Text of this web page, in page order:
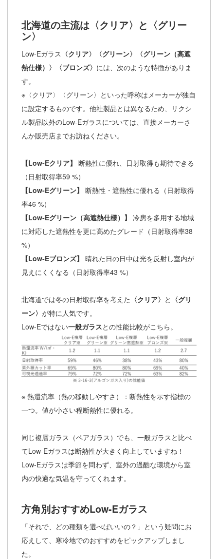
北海道の主流は〈クリア〉と〈グリー
ン〉
Low-Eガラス 〈クリア〉〈グリーン〉〈グリーン（高遮
熱仕様）〉〈ブロンズ〉 には、次のような特徴がありま
す。
※〈クリア〉〈グリーン〉といった呼称はメーカーが独自
に設定するものです。他社製品とは異なるため、リクシ
ル製品以外のLow-Eガラスについては、直接メーカーさ
んか販売店までお訪ねください。
【Low-Eクリア】 断熱性に優れ、日射取得も期待できる
（日射取得率59 %）
【Low-Eグリーン】 断熱性・遮熱性に優れる（日射取得
率46 %）
【Low-Eグリーン（高遮熱仕様）】 冷房を多用する地域
に対応した遮熱性を更に高めたグレード（日射取得率38
%）
【Low-Eブロンズ】 晴れた日の日中は光を反射し室内が
見えにくくなる（日射取得率43 %）
北海道では冬の日射取得率を考えた 〈クリア〉 と 〈グリ
ーン〉 が特に人気です。
Low-Eではない一般ガラスとの性能比較がこちら。
※ 熱還流率（熱の移動しやすさ）：断熱性を示す指標の
一つ。値が小さい程断熱性に優れる。
同じ複層ガラス（ペアガラス）でも、一般ガラスと比べ
てLow-Eガラスは断熱性が大きく向上していますね！
Low-Eガラスは季節を問わず、室外の過酷な環境から室
内の快適な気温を守ってくれます。
方角別おすすめLow-Eガラス
「それで、どの種類を選べばいいの？」という疑問にお
応えして、寒冷地でのおすすめをピックアップしまし
た。